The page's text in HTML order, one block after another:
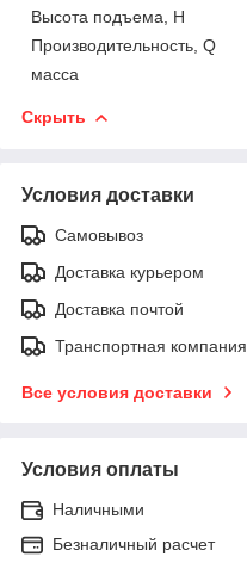
Высота подъема, H
Производительность, Q
масса
Скрыть
Условия доставки
Самовывоз
Доставка курьером
Доставка почтой
Транспортная компания
Все условия доставки
Условия оплаты
Наличными
Безналичный расчет